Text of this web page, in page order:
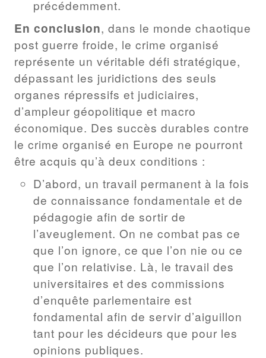
précédemment.
En conclusion, dans le monde chaotique
post guerre froide, le crime organisé
représente un véritable défi stratégique,
dépassant les juridictions des seuls
organes répressifs et judiciaires,
d’ampleur géopolitique et macro
économique. Des succès durables contre
le crime organisé en Europe ne pourront
être acquis qu’à deux conditions :
D’abord, un travail permanent à la fois
de connaissance fondamentale et de
pédagogie afin de sortir de
l’aveuglement. On ne combat pas ce
que l’on ignore, ce que l’on nie ou ce
que l’on relativise. Là, le travail des
universitaires et des commissions
d’enquête parlementaire est
fondamental afin de servir d’aiguillon
tant pour les décideurs que pour les
opinions publiques.